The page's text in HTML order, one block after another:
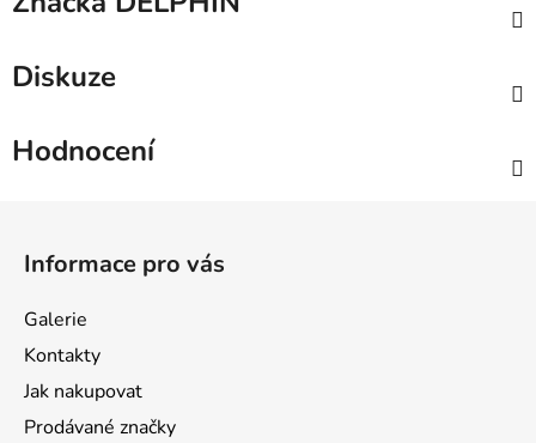
Diskuze
Hodnocení
Informace pro vás
Galerie
Kontakty
Jak nakupovat
Prodávané značky